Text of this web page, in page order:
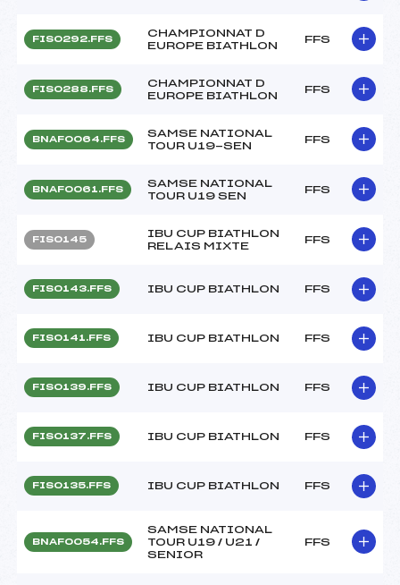
FIS0292.FFS
CHAMPIONNAT D
EUROPE BIATHLON
FFS
FIS0288.FFS
CHAMPIONNAT D
EUROPE BIATHLON
FFS
BNAF0064.FFS
SAMSE NATIONAL
TOUR U19-SEN
FFS
BNAF0061.FFS
SAMSE NATIONAL
TOUR U19 SEN
FFS
FIS0145
IBU CUP BIATHLON
RELAIS MIXTE
FFS
FIS0143.FFS IBU CUP BIATHLON FFS
FIS0141.FFS IBU CUP BIATHLON FFS
FIS0139.FFS IBU CUP BIATHLON FFS
FIS0137.FFS IBU CUP BIATHLON FFS
FIS0135.FFS IBU CUP BIATHLON FFS
BNAF0054.FFS
SAMSE NATIONAL
TOUR U19 / U21 /
SENIOR
FFS